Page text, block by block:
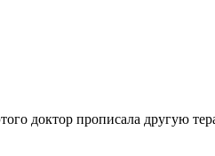
доктор прописала другую